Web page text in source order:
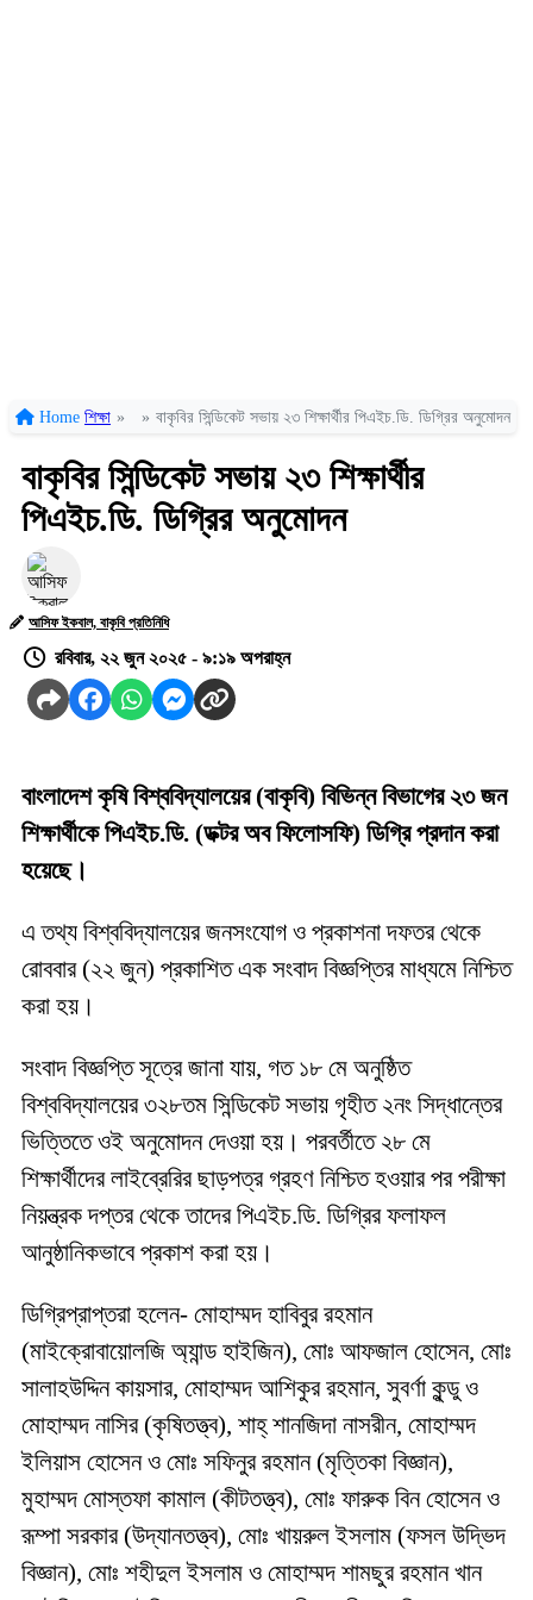
Home শিক্ষা » » বাকৃবির সিন্ডিকেট সভায় ২৩ শিক্ষার্থীর পিএইচ.ডি. ডিগ্রির অনুমোদন
বাকৃবির সিন্ডিকেট সভায় ২৩ শিক্ষার্থীর
পিএইচ.ডি. ডিগ্রির অনুমোদন
আসিফ ইকবাল, বাকৃবি প্রতিনিধি
রবিবার, ২২ জুন ২০২৫ - ৯:১৯ অপরাহ্ন
বাংলাদেশ কৃষি বিশ্ববিদ্যালয়ের (বাকৃবি) বিভিন্ন বিভাগের ২৩ জন
শিক্ষার্থীকে পিএইচ.ডি. (ডক্টর অব ফিলোসফি) ডিগ্রি প্রদান করা
হয়েছে।
এ তথ্য বিশ্ববিদ্যালয়ের জনসংযোগ ও প্রকাশনা দফতর থেকে
রোববার (২২ জুন) প্রকাশিত এক সংবাদ বিজ্ঞপ্তির মাধ্যমে নিশ্চিত
করা হয়।
সংবাদ বিজ্ঞপ্তি সূত্রে জানা যায়, গত ১৮ মে অনুষ্ঠিত
বিশ্ববিদ্যালয়ের ৩২৮তম সিন্ডিকেট সভায় গৃহীত ২নং সিদ্ধান্তের
ভিত্তিতে ওই অনুমোদন দেওয়া হয়। পরবর্তীতে ২৮ মে
শিক্ষার্থীদের লাইব্রেরির ছাড়পত্র গ্রহণ নিশ্চিত হওয়ার পর পরীক্ষা
নিয়ন্ত্রক দপ্তর থেকে তাদের পিএইচ.ডি. ডিগ্রির ফলাফল
আনুষ্ঠানিকভাবে প্রকাশ করা হয়।
ডিগ্রিপ্রাপ্তরা হলেন- মোহাম্মদ হাবিবুর রহমান
(মাইক্রোবায়োলজি অ্যান্ড হাইজিন), মোঃ আফজাল হোসেন, মোঃ
সালাহউদ্দিন কায়সার, মোহাম্মদ আশিকুর রহমান, সুবর্ণা কুন্ডু ও
মোহাম্মদ নাসির (কৃষিতত্ত্ব), শাহ্ শানজিদা নাসরীন, মোহাম্মদ
ইলিয়াস হোসেন ও মোঃ সফিনুর রহমান (মৃত্তিকা বিজ্ঞান),
মুহাম্মদ মোস্তফা কামাল (কীটতত্ত্ব), মোঃ ফারুক বিন হোসেন ও
রূম্পা সরকার (উদ্যানতত্ত্ব), মোঃ খায়রুল ইসলাম (ফসল উদ্ভিদ
বিজ্ঞান), মোঃ শহীদুল ইসলাম ও মোহাম্মদ শামছুর রহমান খান